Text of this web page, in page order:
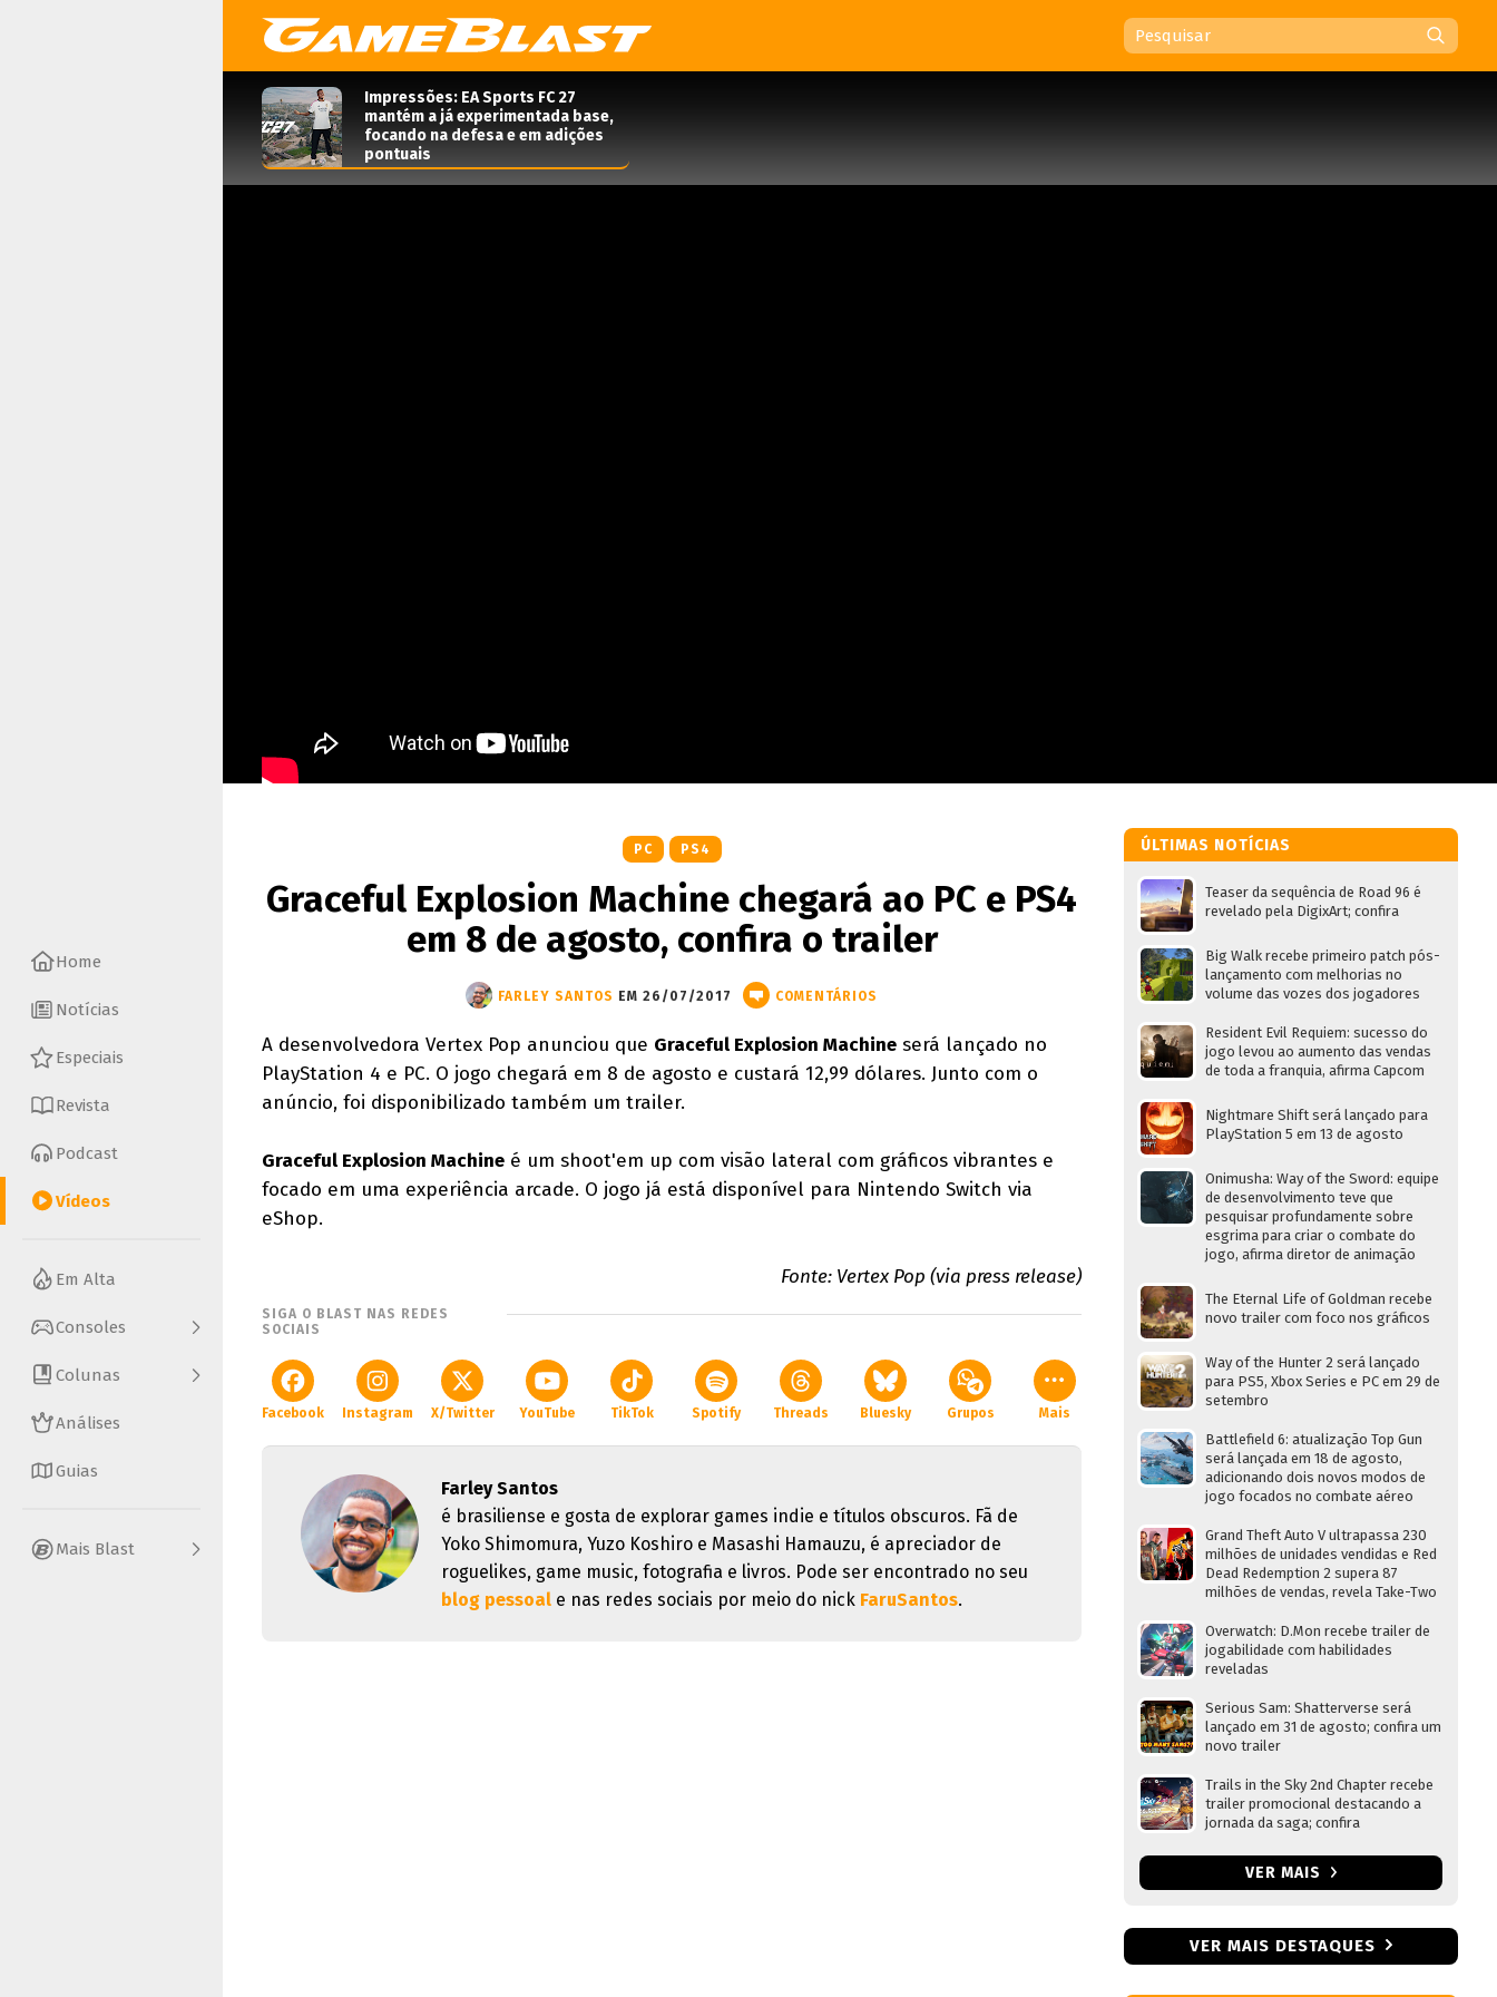
Home
Notícias
Especiais
Revista
Podcast
Vídeos
Em Alta
Consoles
Colunas
Análises
Guias
Mais Blast
Impressões: EA Sports FC 27
mantém a já experimentada base,
focando na defesa e em adições
pontuais
PC PS4
Graceful Explosion Machine chegará ao PC e PS4
em 8 de agosto, confira o trailer
FARLEY SANTOS EM 26/07/2017 COMENTÁRIOS
A desenvolvedora Vertex Pop anunciou que Graceful Explosion Machine será lançado no
PlayStation 4 e PC. O jogo chegará em 8 de agosto e custará 12,99 dólares. Junto com o
anúncio, foi disponibilizado também um trailer.
Graceful Explosion Machine é um shoot'em up com visão lateral com gráficos vibrantes e
focado em uma experiência arcade. O jogo já está disponível para Nintendo Switch via
eShop.
Fonte: Vertex Pop (via press release)
SIGA O BLAST NAS REDES
SOCIAIS
Facebook Instagram X/Twitter YouTube TikTok Spotify Threads Bluesky Grupos Mais
Farley Santos
é brasiliense e gosta de explorar games indie e títulos obscuros. Fã de
Yoko Shimomura, Yuzo Koshiro e Masashi Hamauzu, é apreciador de
roguelikes, game music, fotografia e livros. Pode ser encontrado no seu
blog pessoal e nas redes sociais por meio do nick FaruSantos.
ÚLTIMAS NOTÍCIAS
Teaser da sequência de Road 96 é
revelado pela DigixArt; confira
Big Walk recebe primeiro patch pós-
lançamento com melhorias no
volume das vozes dos jogadores
Resident Evil Requiem: sucesso do
jogo levou ao aumento das vendas
de toda a franquia, afirma Capcom
Nightmare Shift será lançado para
PlayStation 5 em 13 de agosto
Onimusha: Way of the Sword: equipe
de desenvolvimento teve que
pesquisar profundamente sobre
esgrima para criar o combate do
jogo, afirma diretor de animação
The Eternal Life of Goldman recebe
novo trailer com foco nos gráficos
Way of the Hunter 2 será lançado
para PS5, Xbox Series e PC em 29 de
setembro
Battlefield 6: atualização Top Gun
será lançada em 18 de agosto,
adicionando dois novos modos de
jogo focados no combate aéreo
Grand Theft Auto V ultrapassa 230
milhões de unidades vendidas e Red
Dead Redemption 2 supera 87
milhões de vendas, revela Take-Two
Overwatch: D.Mon recebe trailer de
jogabilidade com habilidades
reveladas
Serious Sam: Shatterverse será
lançado em 31 de agosto; confira um
novo trailer
Trails in the Sky 2nd Chapter recebe
trailer promocional destacando a
jornada da saga; confira
VER MAIS
VER MAIS DESTAQUES